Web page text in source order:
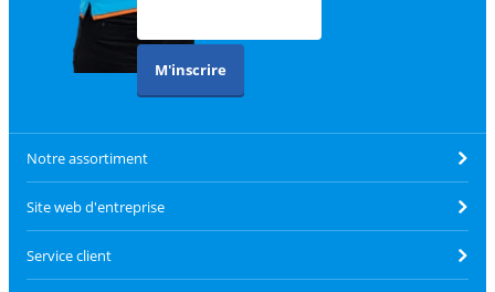
M'inscrire
Notre assortiment
Site web d'entreprise
Service client